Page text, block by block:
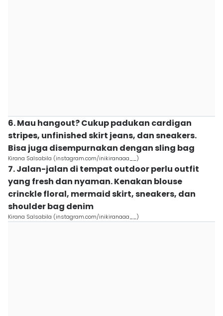
6. Mau hangout? Cukup padukan cardigan
stripes, unfinished skirt jeans, dan sneakers.
Bisa juga disempurnakan dengan sling bag
Kirana Salsabila (instagram.com/inikiranaaa__)
7. Jalan-jalan di tempat outdoor perlu outfit
yang fresh dan nyaman. Kenakan blouse
crinckle floral, mermaid skirt, sneakers, dan
shoulder bag denim
Kirana Salsabila (instagram.com/inikiranaaa__)